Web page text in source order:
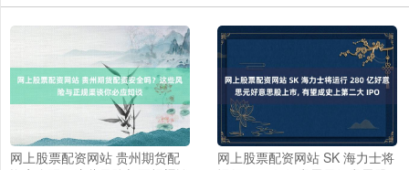
网上股票配资网站 贵州期货配
网上股票配资网站 SK 海力士将